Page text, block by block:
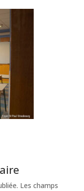
Les champs